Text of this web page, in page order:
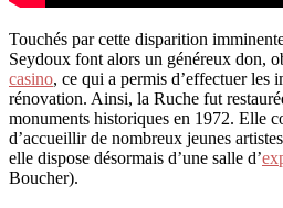
Touchés par cette disparition
Seydoux font alors un généreux don,
casino, ce qui a permis d’effectuer les
rénovation. Ainsi, la Ruche fut
monuments historiques en 1972. Elle
d’accueillir de nombreux jeunes
elle dispose désormais d’une salle d’
Boucher).